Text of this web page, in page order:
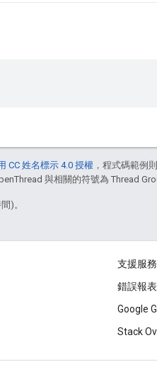
CC 姓名標示 4.0 授權 ，程式碼範例
與相關的符號為 Thread
)。
支援服務
錯誤報
Google
Stack